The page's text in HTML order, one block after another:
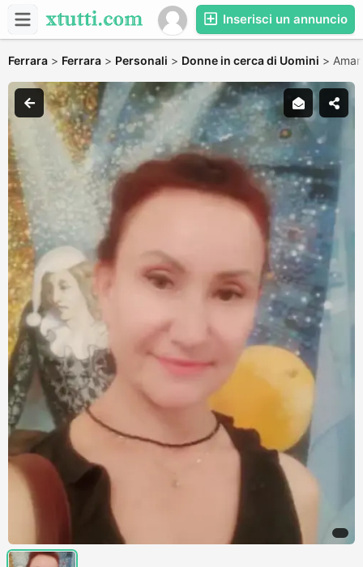
Inserisci un annuncio
Ferrara > Ferrara > Personali > Donne in cerca di Uomini >